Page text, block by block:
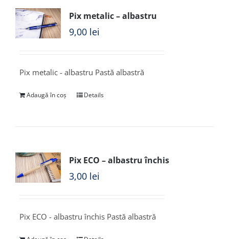
Pix metalic – albastru
9,00 lei
Pix metalic - albastru Pastă albastră
Adaugă în coș Details
Pix ECO – albastru închis
3,00 lei
Pix ECO - albastru închis Pastă albastră